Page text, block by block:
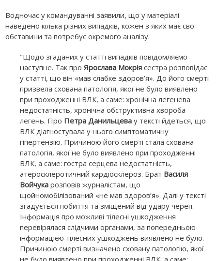
Водночас у командуванні заявили, що у матеріалі
наведено кілька різних випадків, кожен з яких має свої
обставини та потребує окремого аналізу.
"Щодо згаданих у статті випадків повідомляємо
наступне. Так проЯрослава Мокрія сестра розповідає
у статті, що він «мав слабке здоров’я». До його смерті
призвела схована патологія, якої не було виявлено
при проходженні ВЛК, а саме: хронічна легенева
недостатність, хронічна обструктивна хвороба
легень. Про Петра Данильцева у тексті йдеться, що
ВЛК діагностувала у нього симптоматичну
гіпертензію. Причиною його смерті стала схована
патологія, якої не було виявлено при проходженні
ВЛК, а саме: гостра серцева недостатність,
атеросклеротичний кардіосклероз. Брат Василя
Войчука розповів журналістам, що
щойномобілізований «не мав здоров’я». Далі у тексті
згадується побиття та зміщений від удару череп.
Інформація про можливі тілесні ушкодження
перевірялася слідчими органами, за попередньою
інформацією тілесних ушкоджень виявлено не було.
Причиною смерті визначено сховану патологію, якої
не було виявлено при проходженні ВЛК, а саме: